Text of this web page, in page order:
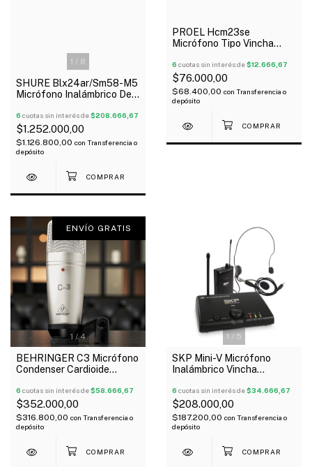
1 / 8
SHURE Blx24ar/Sm58-M5
Micrófono Inalámbrico De
6 cuotas sin interés de$208.666,67
$1.252.000,00
$1.126.800,00 con Transferencia o
depósito
PROEL Hcm23se
Micrófono Tipo Vincha
Oferta!
6 cuotas sin interés de$12.666,67
$76.000,00
$68.400,00 con Transferencia o
depósito
1 /4
ENVÍO GRATIS
BEHRINGER C3 Micrófono
Condenser Cardioide
Doble
6 cuotas sin interés de$58.666,67
$352.000,00
$316.800,00 con Transferencia o
depósito
1 / 5
SKP Mini-V Micrófono
Inalámbrico Vincha
6 cuotas sin interés de$34.666,67
$208.000,00
$187.200,00 con Transferencia o
depósito